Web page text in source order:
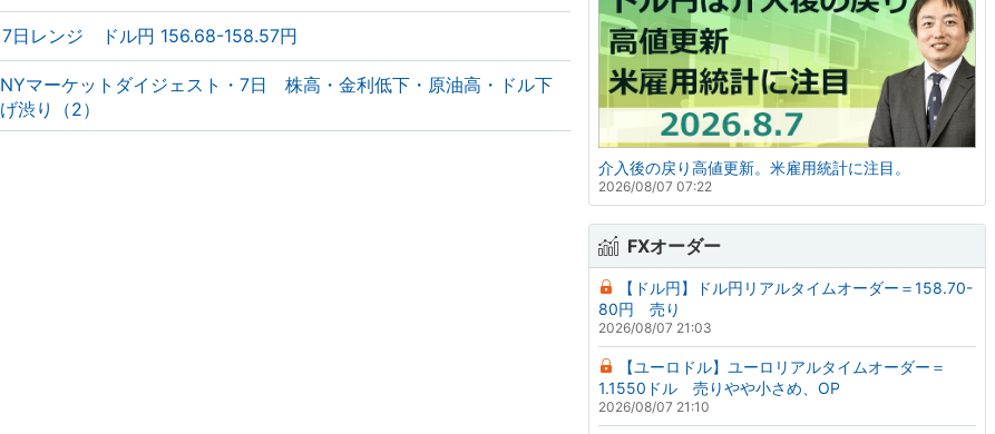
7日レンジ ドル円 156.68-158.57円
NYマーケットダイジェスト・7日 株高・金利低下・原油高・ドル下
げ渋り（2）
介入後の戻り高値更新。米雇用統計に注目。
2026/08/07 07:22
FXオーダー
【ドル円】ドル円リアルタイムオーダー＝158.70-
80円 売り
2026/08/07 21:03
【ユーロドル】ユーロリアルタイムオーダー＝
1.1550ドル 売りやや小さめ、OP
2026/08/07 21:10